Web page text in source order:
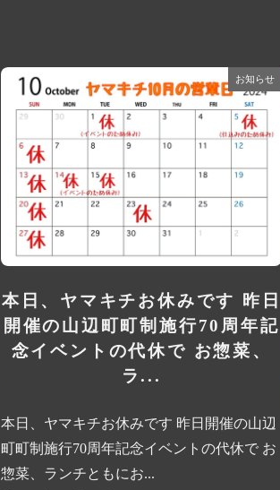
お知らせ
本日、ヤマキチお休みです️ 昨日
開催の山辺町町制施行70周年記
念イベントの代休で お惣菜、
ラ...
本日、ヤマキチお休みです️ 昨日開催の山辺
町町制施行70周年記念イベントの代休で お
惣菜、ランチともにお...